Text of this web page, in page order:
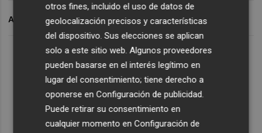
Lo Más Escuchado
Suscríbete al canal de
Whatsapp
ARCHIVADO EN
otros fines, incluido el uso de datos de
geolocalización precisos y características
del dispositivo. Sus elecciones se aplican
solo a este sitio web. Algunos proveedores
pueden basarse en el interés legítimo en
lugar del consentimiento; tiene derecho a
oponerse enConfiguración de publicidad
Puede retirar su consentimiento en
cualquier momento enConfiguración de